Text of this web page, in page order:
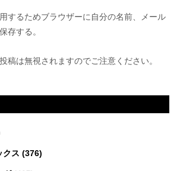
するためブラウザーに自分の名前、メール
存する。
稿は無視されますのでご注意ください。
クス (376)